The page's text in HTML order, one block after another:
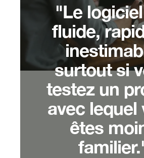
"Le
fluide,
surtout si
testez un
avec lequel
êtes